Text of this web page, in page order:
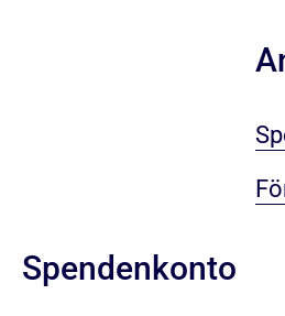
Spendenkonto